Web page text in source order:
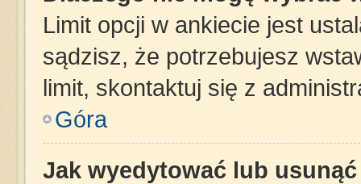
Limit opcji w ankiecie jest
sądzisz, że potrzebujesz
limit, skontaktuj się z
Góra
Jak wyedytować lub